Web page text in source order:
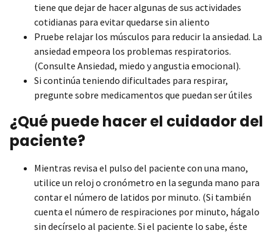
tiene que dejar de hacer algunas de sus actividades
cotidianas para evitar quedarse sin aliento
Pruebe relajar los músculos para reducir la ansiedad. La
ansiedad empeora los problemas respiratorios.
(Consulte Ansiedad, miedo y angustia emocional).
Si continúa teniendo dificultades para respirar,
pregunte sobre medicamentos que puedan ser útiles
¿Qué puede hacer el cuidador del
paciente?
Mientras revisa el pulso del paciente con una mano,
utilice un reloj o cronómetro en la segunda mano para
contar el número de latidos por minuto. (Si también
cuenta el número de respiraciones por minuto, hágalo
sin decírselo al paciente. Si el paciente lo sabe, éste